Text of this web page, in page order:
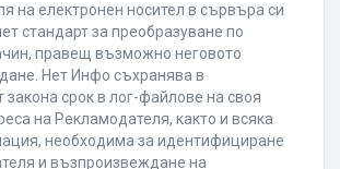
на електронен носител в сървъра си
стандарт за преобразуване по
правещ възможно неговото
Нет Инфо съхранява в
закона срок в лог-файлове на своя
на Рекламодателя, както и всяка
необходима за идентифициране
и възпроизвеждане на